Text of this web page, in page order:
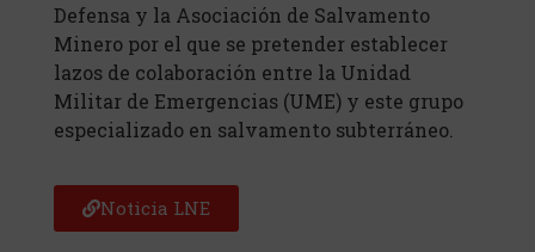
Defensa y la Asociación de Salvamento
Minero por el que se pretender establecer
lazos de colaboración entre la Unidad
Militar de Emergencias (UME) y este grupo
especializado en salvamento subterráneo.
Noticia LNE